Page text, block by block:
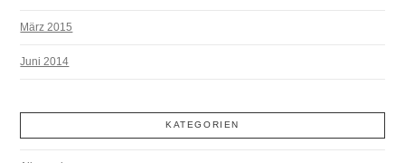
März 2015
Juni 2014
KATEGORIEN